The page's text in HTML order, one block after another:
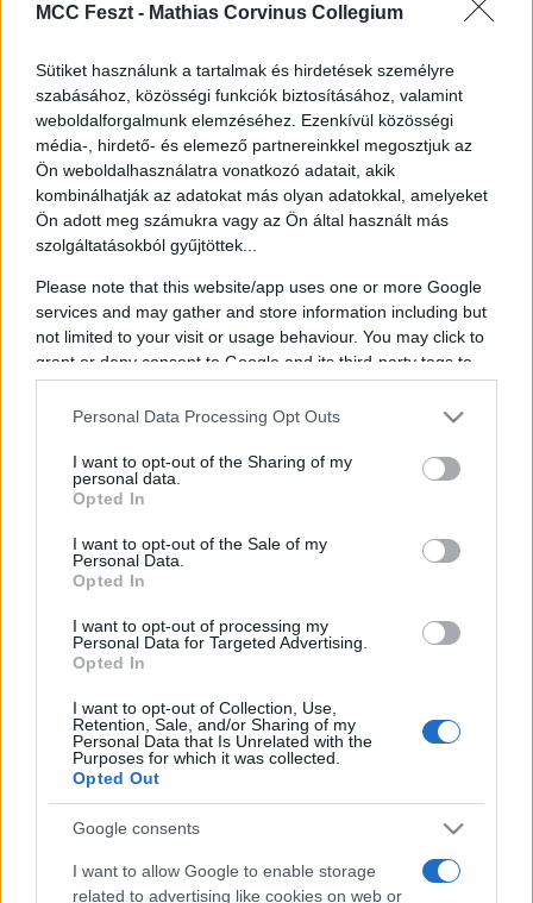
MCC Feszt - Mathias Corvinus Collegium
Sütiket használunk a tartalmak és hirdetések személyre
szabásához, közösségi funkciók biztosításához, valamint
weboldalforgalmunk elemzéséhez. Ezenkívül közösségi
média-, hirdető- és elemező partnereinkkel megosztjuk az
Ön weboldalhasználatra vonatkozó adatait, akik
kombinálhatják az adatokat más olyan adatokkal, amelyeket
Ön adott meg számukra vagy az Ön által használt más
szolgáltatásokból gyűjtöttek...
Please note that this website/app uses one or more Google
services and may gather and store information including but
not limited to your visit or usage behaviour. You may click to
grant or deny consent to Google and its third-party tags to
use your data for below specified purposes in below Google
consent section.
Personal Data Processing Opt Outs
I want to opt-out of the Sharing of my
personal data.
Opted In
I want to opt-out of the Sale of my
Personal Data.
Opted In
I want to opt-out of processing my
Personal Data for Targeted Advertising.
Opted In
I want to opt-out of Collection, Use,
Retention, Sale, and/or Sharing of my
Personal Data that Is Unrelated with the
Purposes for which it was collected.
Opted Out
Google consents
I want to allow Google to enable storage
related to advertising like cookies on web or
MCC Feszt| Hírek|Bookline Könyvcsere Piknik
2025. július 23.
Olvasási idő: 1 perc
Már meguntad és elcserélnéd? Most az MCC Feszten is
megteheted!
A Bookline Könyvcsere Piknikkel vár mindenkit, aki szívesen
továbbadná már elolvasott könyvét és helyette egy újat választana –
légy részese te is az olvasás körforgásának! Keresd a pikniket
augusztus 1-jén 10 és 13:20 között a Kapcsolatok Házában: hozz
Megosztás:
Legfrissebb hírek
A kialakult helyzetre való tekintettel a 2026-os MCC Feszt nem
kerül megrendezésre.
50.000 résztvevő az idei MCC Feszten!
Az idei MCC Feszt ismét bebizonyította, hogy Esztergom a nyár
gondoskodott arról, hogy a résztvevők egyszerre kapjanak szellemi
feltöltődést és felejthetetlen zenei élményt. A Széchenyi tér megtelt
élettel, vitákkal, gondolatokkal és dallamokkal – a tudomány, a
kultúra és a közélet közös ünnepévé téve a három napot.